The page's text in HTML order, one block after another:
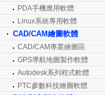
PDA手機應用軟體
Linux系統專用軟體
CAD/CAM繪圖軟體
CAD/CAM專業繪圖區
GPS導航地圖製作軟體
Autodesk系列程式軟體
PTC參數科技繪圖軟體